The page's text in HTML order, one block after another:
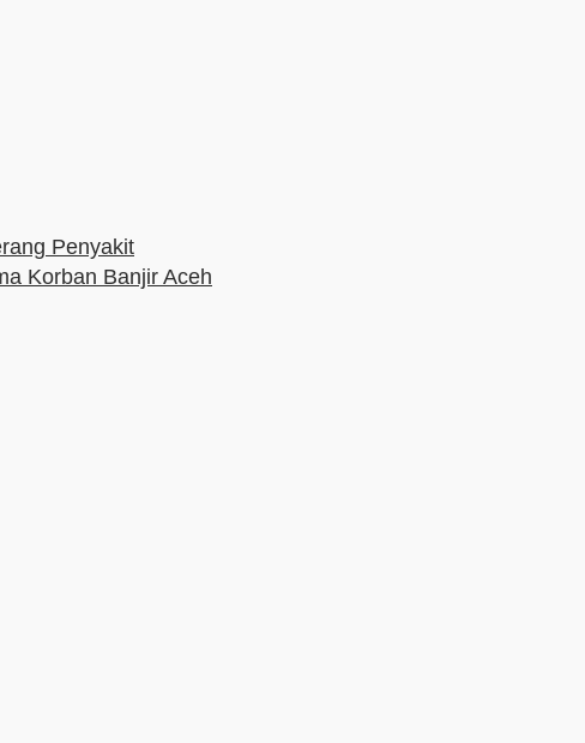
Penyakit
Korban Banjir Aceh